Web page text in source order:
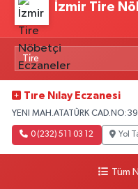
İzmir Tire
Tıre Nılay Eczanesi
YENI MAH.ATATÜRK CAD.NO:39
0 (232) 511 03 12 Yol
Tüm